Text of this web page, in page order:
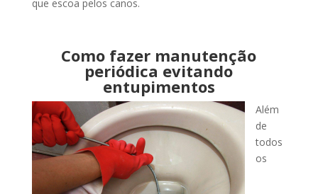
que escoa pelos canos.
Como fazer manutenção
periódica evitando
entupimentos
Além
de
todos
os